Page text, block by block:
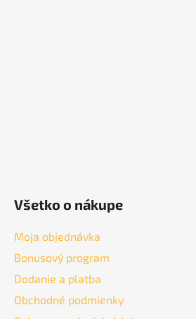
Všetko o nákupe
Moja objednávka
Bonusový program
Dodanie a platba
Obchodné podmienky